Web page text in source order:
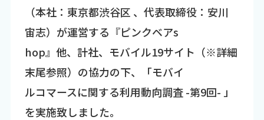
（本社：東京都渋谷区 、代表取締役：安川
宙志）が運営する『ピンクベアs
hop』他、計社、モバイル19サイト（※詳細
末尾参照）の協力の下、「モバイ
ルコマースに関する利用動向調査 -第9回- 」
を実施致しました。